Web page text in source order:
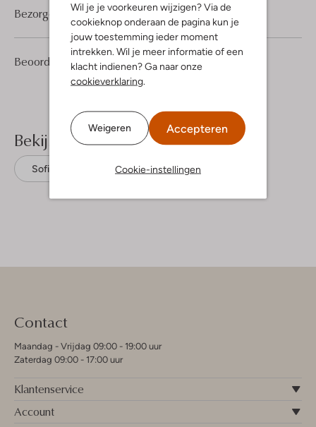
Wil je je voorkeuren wijzigen? Via de
cookieknop onderaan de pagina kun je
jouw toestemming ieder moment
intrekken. Wil je meer informatie of een
klacht indienen? Ga naar onze
cookieverklaring
Weigeren Accepteren
Cookie-instellingen
Beoordelingen (1) 5
1
5
Sterren
Bezorgen & retourneren
Bekijk meer
Sofie Schnoor Denim
Contact
Maandag - Vrijdag 09:00 - 19:00 uur
Zaterdag 09:00 - 17:00 uur
Klantenservice
Account